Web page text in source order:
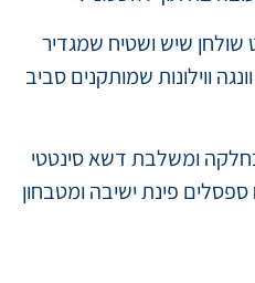
שולחן שיש ושטיח שמגדיר
ווילונות שמותקנים סביב
ומשלבת דשא סינטטי
פינת ישיבה ומטבחון